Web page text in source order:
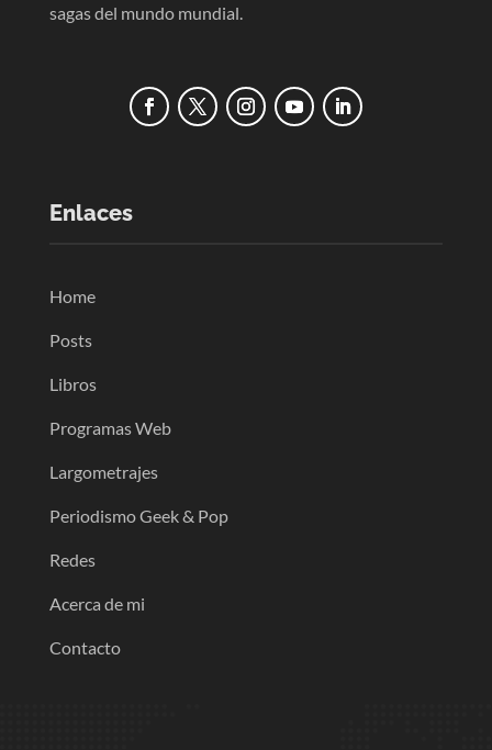
sagas del mundo mundial.
Enlaces
Home
Posts
Libros
Programas Web
Largometrajes
Periodismo Geek & Pop
Redes
Acerca de mi
Contacto